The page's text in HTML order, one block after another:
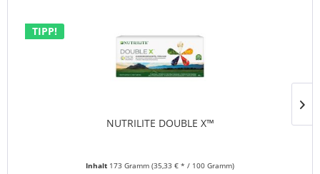
TIPP!
NUTRILITE DOUBLE X™
Inhalt 173 Gramm (35,33 € * / 100 Gramm)